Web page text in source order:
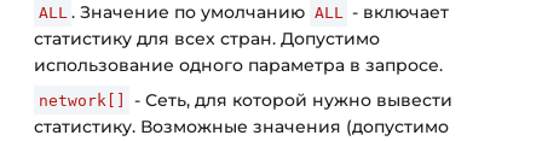
ALL . Значение по умолчанию ALL - включает
статистику для всех стран. Допустимо
использование одного параметра в запросе.
network[]
- Сеть, для которой нужно вывести
статистику. Возможные значения (допустимо